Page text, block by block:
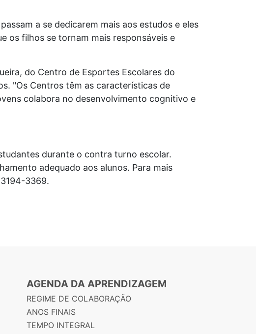
a se dedicarem mais aos estudos e eles
os filhos se tornam mais responsáveis e
do Centro de Esportes Escolares do
"Os Centros têm as características de
colabora no desenvolvimento cognitivo e
durante o contra turno escolar.
adequado aos alunos. Para mais
3369.
AGENDA DA APRENDIZAGEM
REGIME DE COLABORAÇÃO
ANOS FINAIS
TEMPO INTEGRAL